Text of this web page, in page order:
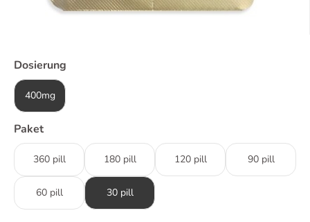
Dosierung
400mg
Paket
360 pill 180 pill 120 pill 90 pill
60 pill 30 pill